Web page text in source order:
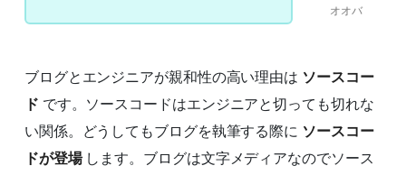
オオバ
ブログとエンジニアが親和性の高い理由は ソースコー
ド です。ソースコードはエンジニアと切っても切れな
い関係。どうしてもブログを執筆する際に ソースコー
ドが登場します。ブログは文字メディアなのでソース